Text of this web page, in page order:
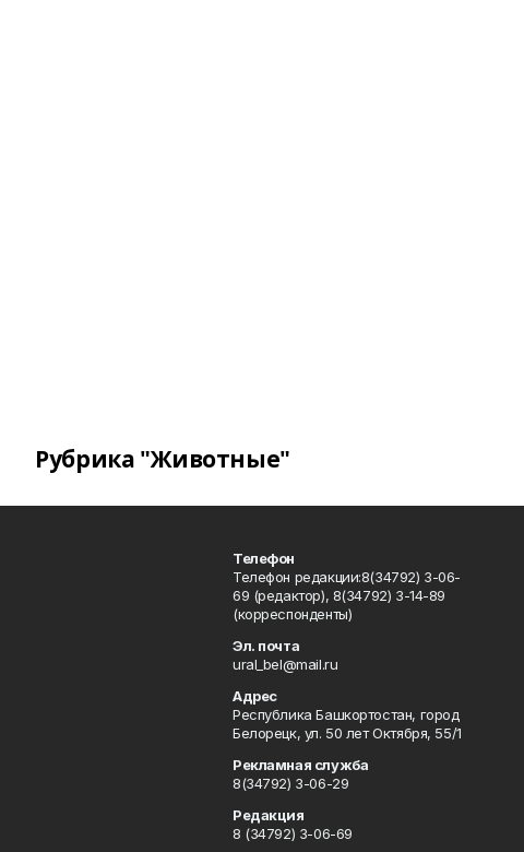
Рубрика "Животные"
Телефон
Телефон редакции:8(34792) 3-06-
69 (редактор), 8(34792) 3-14-89
(корреспонденты)
Эл. почта
ural_bel@mail.ru
Адрес
Республика Башкортостан, город
Белорецк, ул. 50 лет Октября, 55/1
Рекламная служба
8(34792) 3-06-29
Редакция
8 (34792) 3-06-69